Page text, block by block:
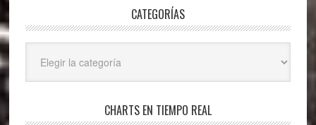
CATEGORÍAS
CHARTS EN TIEMPO REAL